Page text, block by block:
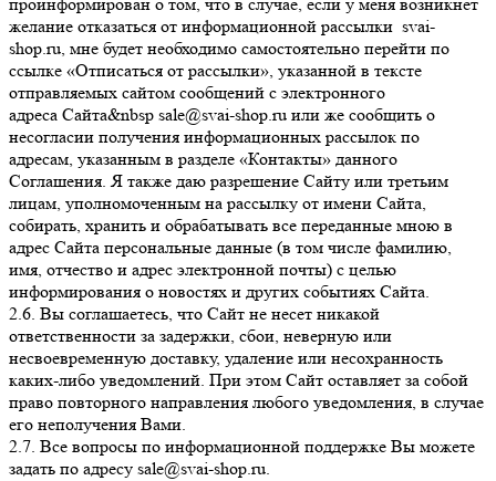
желание отказаться от информационной рассылки svai-
shop.ru, мне будет необходимо самостоятельно перейти по
ссылке «Отписаться от рассылки», указанной в тексте
отправляемых сайтом сообщений с электронного
адреса Сайта&nbsp sale@svai-shop.ru или же сообщить о
несогласии получения информационных рассылок по
адресам, указанным в разделе «Контакты» данного
Соглашения. Я также даю разрешение Сайту или третьим
лицам, уполномоченным на рассылку от имени Сайта,
собирать, хранить и обрабатывать все переданные мною в
адрес Сайта персональные данные (в том числе фамилию,
имя, отчество и адрес электронной почты) с целью
информирования о новостях и других событиях Сайта.
2.6. Вы соглашаетесь, что Сайт не несет никакой
ответственности за задержки, сбои, неверную или
несвоевременную доставку, удаление или несохранность
каких-либо уведомлений. При этом Сайт оставляет за собой
право повторного направления любого уведомления, в случае
его неполучения Вами.
2.7. Все вопросы по информационной поддержке Вы можете
задать по адресу sale@svai-shop.ru.